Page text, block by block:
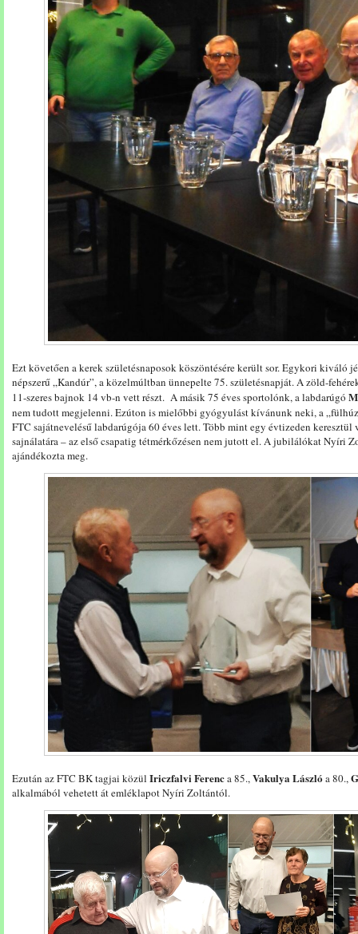
Ezt követően a kerek születésnaposok köszöntésére került sor. Egykori kiváló
népszerű „Kandúr”, a közelmúltban ünnepelte 75. születésnapját. A zöld-
11-szeres bajnok 14 vb-n vett részt. A másik 75 éves sportolónk, a labdarúgó
nem tudott megjelenni. Ezúton is mielőbbi gyógyulást kívánunk neki, a
FTC sajátnevelésű labdarúgója 60 éves lett. Több mint egy évtizeden
sajnálatára – az első csapatig tétmérkőzésen nem jutott el. A jubilálókat Nyíri
ajándékozta meg.
Ezután az FTC BK tagjai közül Iriczfalvi Ferenca 85.,Vakulya László a 80.,
alkalmából vehetett át emléklapot Nyíri Zoltántól.